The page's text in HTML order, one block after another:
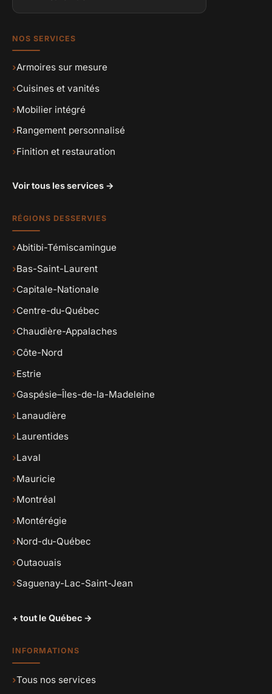
NOS SERVICES
›Armoires sur mesure
›Cuisines et vanités
›Mobilier intégré
›Rangement personnalisé
›Finition et restauration
Voir tous les services →
RÉGIONS DESSERVIES
›Abitibi-Témiscamingue
›Bas-Saint-Laurent
›Capitale-Nationale
›Centre-du-Québec
›Chaudière-Appalaches
›Côte-Nord
›Estrie
›Gaspésie–Îles-de-la-Madeleine
›Lanaudière
›Laurentides
›Laval
›Mauricie
›Montréal
›Montérégie
›Nord-du-Québec
›Outaouais
›Saguenay-Lac-Saint-Jean
+ tout le Québec →
INFORMATIONS
›Tous nos services